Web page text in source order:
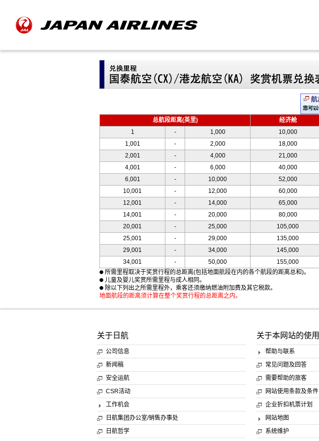
总航段距离(英里) 经济舱
1
- 1,000 10,000
1,001
- 2,000 18,000
2,001
- 4,000 21,000
4,001
- 6,000 40,000
6,001
- 10,000 52,000
10,001
- 12,000 60,000
12,001
- 14,000 65,000
14,001
- 20,000 80,000
20,001
- 25,000 105,000
25,001
- 29,000 135,000
29,001
- 34,000 145,000
34,001
- 50,000 155,000
所需里程取决于奖赏行程的总距离(包括地面航段在内的各个航段的距离总和)。
儿童及婴儿奖赏所需里程与成人相同。
除以下列出之所需里程外，乘客还须缴纳燃油附加费及其它税款。
地面航段的距离须计算在整个奖赏行程的总距离之内。
关于日航
公司信息
新闻稿
安全运航
CSR活动
工作机会
日航集团办公室/销售办事处
日航哲学
关于本网站的使用
帮助与联系
常见问题及回答
需要帮助的旅客
网站使用条款及条件
企业折扣机票计划
网站地图
系统维护